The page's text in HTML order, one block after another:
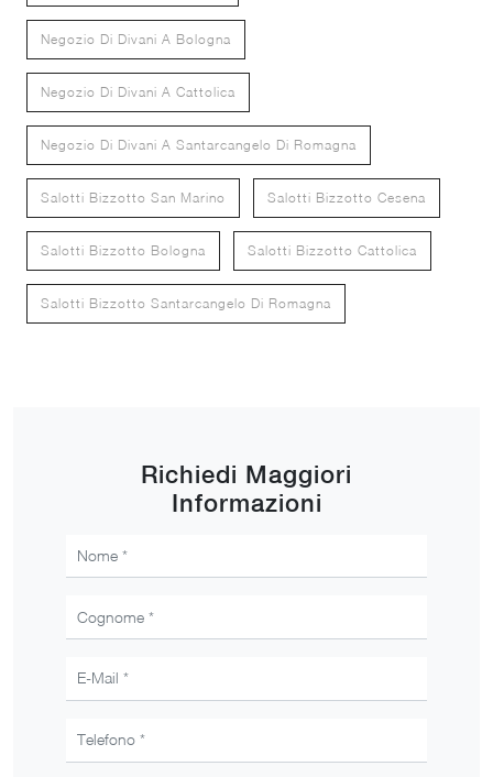
Negozio Di Divani A Bologna
Negozio Di Divani A Cattolica
Negozio Di Divani A Santarcangelo Di Romagna
Salotti Bizzotto San Marino Salotti Bizzotto Cesena
Salotti Bizzotto Bologna Salotti Bizzotto Cattolica
Salotti Bizzotto Santarcangelo Di Romagna
Richiedi Maggiori
Informazioni